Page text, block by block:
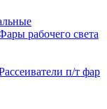
рабочего света
п/т фар